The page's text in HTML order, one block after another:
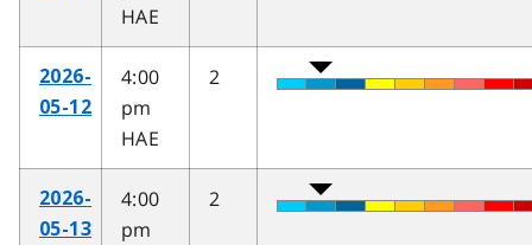
HAE
2026-
05-12
4:00
pm
HAE
2
2026-
05-13
4:00
pm
2